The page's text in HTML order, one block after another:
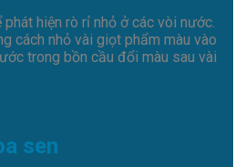
hiện rò rỉ nhỏ ở các vòi nước.
cách nhỏ vài giọt phẩm màu vào
trong bồn cầu đổi màu sau vài
sen